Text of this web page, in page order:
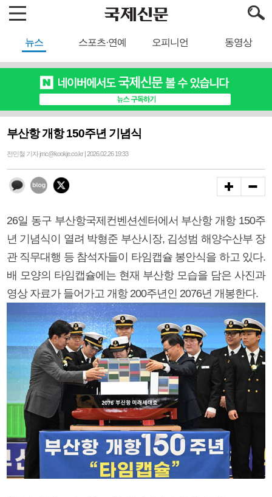
뉴스 스포츠·연예 오피니언 동영상
부산항 개항 150주년 기념식
전민철 기자 jmc@kookje.co.kr | 2026.02.26 19:33
26일 동구 부산항국제컨벤션센터에서 부산항 개항 150주
년 기념식이 열려 박형준 부산시장, 김성범 해양수산부 장
관 직무대행 등 참석자들이 타임캡슐 봉안식을 하고 있다.
배 모양의 타임캡슐에는 현재 부산항 모습을 담은 사진과
영상 자료가 들어가고 개항 200주년인 2076년 개봉한다.